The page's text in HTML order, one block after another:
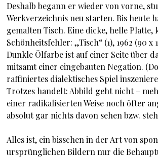
Deshalb begann er wieder von vorne,
Werkverzeichnis neu starten. Bis heute
gemalten Tisch. Eine dicke, helle
Schönheitsfehler: „Tisch“ (1), 1962 (90 x
Dunkle Ölfarbe ist auf einer Seite über
mitsamt einer eingebauten Negation.
raffiniertes dialektisches Spiel
Trotzes handelt: Abbild geht nicht –
einer radikalisierten Weise noch öfter
absolut gar nichts davon sehen bzw.
Alles ist, ein bisschen in der Art von
ursprünglichen Bildern nur die